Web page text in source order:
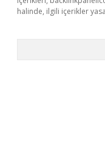
halinde, ilgili içerikler